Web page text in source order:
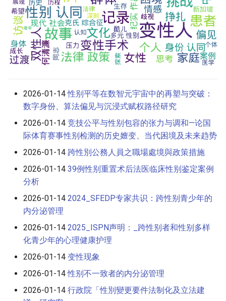
2026-01-14性别平等在数智元宇宙中的再塑与突破：
数字身份、算法偏见与沉浸式赋权路径研究
2026-01-14 竞技公平与性别包容的张力与调和—论国
际体育赛事性别检测的历史嬗变、当代困境及未来趋势
2026-01-14 跨性別公務人員之職場處境與政策措施
2026-01-14 39例性别重置术后法医临床性别鉴定案例
分析
2026-01-14 2024_SFEDP专家共识：跨性别青少年的
内分泌管理
2026-01-14 2025_ISPN声明：_跨性别者和性别多样
化青少年的心理健康护理
2026-01-14 变性现象
2026-01-14性别不一致者的内分泌管理
2026-01-14 行政院「性別變更要件法制化及立法建